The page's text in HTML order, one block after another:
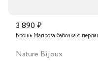
3 890 ₽
Брошь Mariposa бабочка с
Nature Bijoux